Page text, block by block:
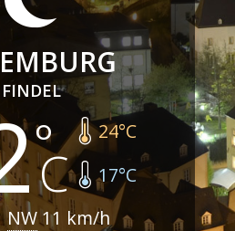
FINDEL
24°C
17°C
NW11 km/h